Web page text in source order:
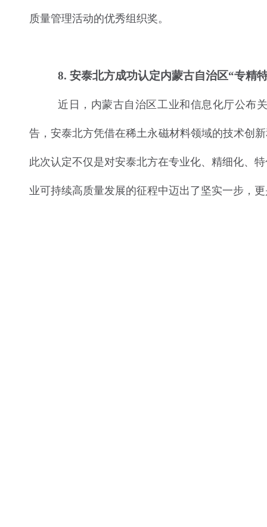
质量管理活动的优秀组织奖。
8. 安泰北方成功认定内蒙古自治区“专精
近日，内蒙古自治区工业和信息化厅公布
告，安泰北方凭借在稀土永磁材料领域的技术创
此次认定不仅是对安泰北方在专业化、精细化、
业可持续高质量发展的征程中迈出了坚实一步，